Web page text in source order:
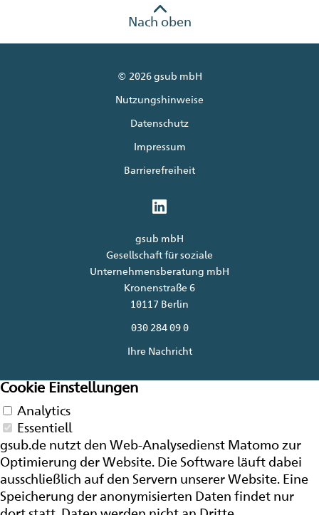
Nach oben
© 2026 gsub mbH
Nutzungshinweise
Datenschutz
Impressum
Barrierefreiheit
gsub mbH
Gesellschaft für soziale
Unternehmensberatung mbH
Kronenstraße 6
10117 Berlin
030 284 09 0
Ihre Nachricht
Cookie Einstellungen
Analytics
Essentiell
gsub.de nutzt den Web-Analysedienst Matomo zur
Optimierung derWebsite. Die Software läuft dabei
ausschließlich auf den Servern unsererWebsite. Eine
Speicherung der anonymisierten Daten findet nur